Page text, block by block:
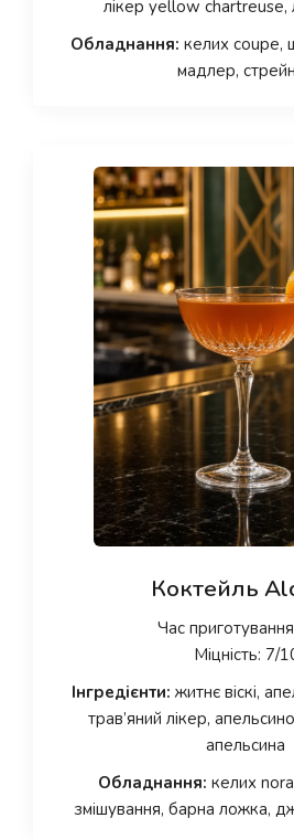
лікер yellow chartreuse,
Обладнання: келих coupe,
мадлер,
Коктейль
Час
Міцність: 7/
Інгредієнти: житнє віскі,
трав’яний лікер,
апельсина
Обладнання: келих
змішування, барна ложка,